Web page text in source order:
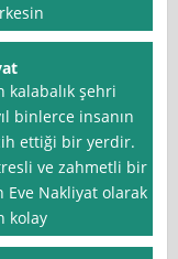
kalabalık şehri
binlerce insanın
ettiği bir yerdir.
ve zahmetli bir
Eve Nakliyat olarak
kolay